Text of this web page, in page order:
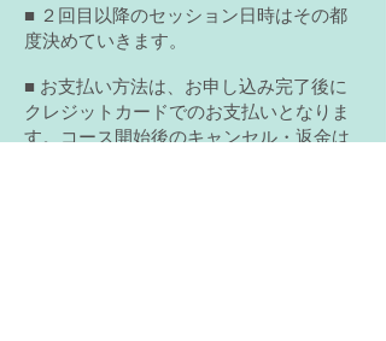
■ ２回目以降のセッション日時はその都
度決めていきます。
​■ お支払い方法は、お申し込み完了後に
クレジットカードでのお支払いとなりま
す。コース開始後のキャンセル・返金は